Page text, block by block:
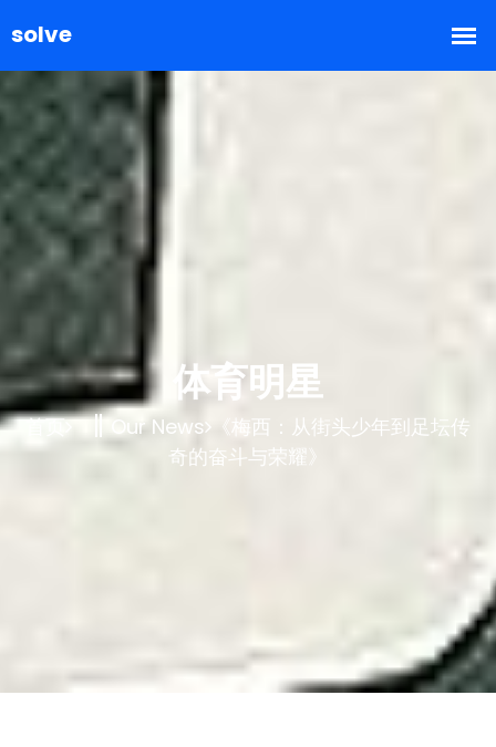
体育明星
首页 Our News
《梅西：从街头少年到足坛传
奇的奋斗与荣耀》